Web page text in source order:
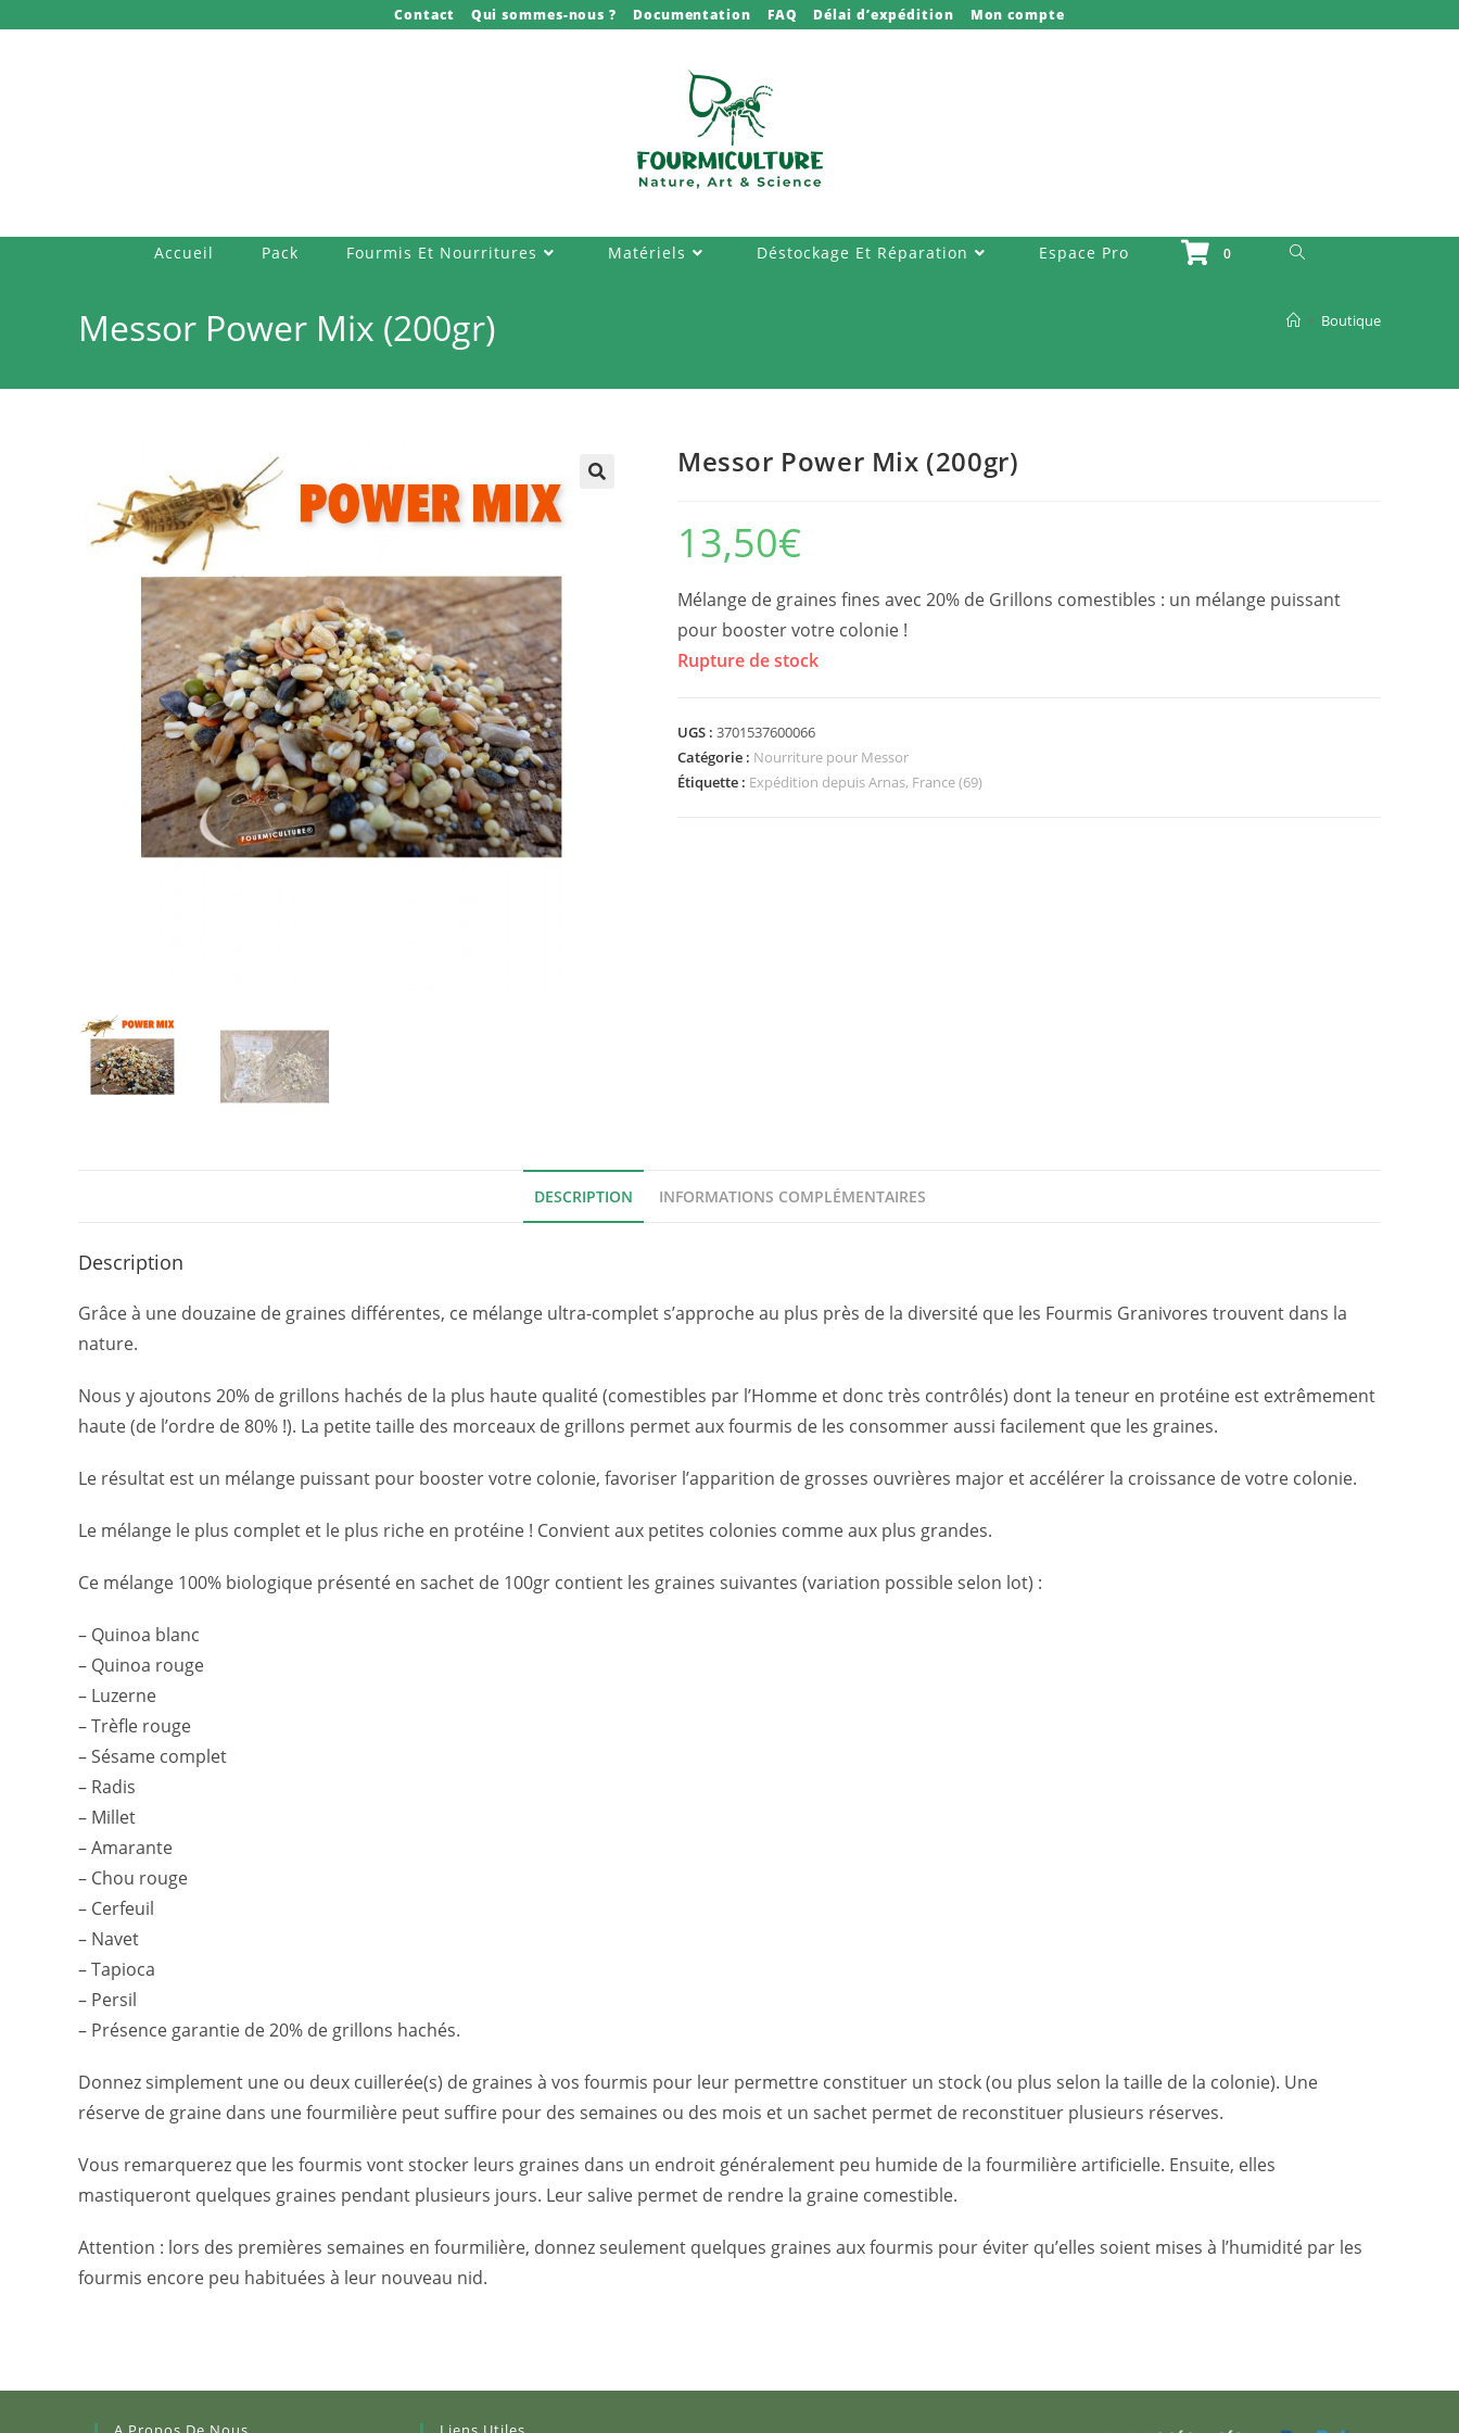
Contact Qui sommes-nous ? Documentation FAQ Délai d’expédition Mon compte
Accueil Pack Fourmis Et Nourritures Matériels Déstockage Et Réparation Espace Pro 0 Toggle Website Search
Messor Power Mix (200gr) > Boutique
Messor Power Mix (200gr)
13,50€
Mélange de graines fines avec 20% de Grillons comestibles : un mélange puissant
pour booster votre colonie !
Rupture de stock
UGS : 3701537600066
Catégorie : Nourriture pour Messor
Étiquette : Expédition depuis Arnas, France (69)
DESCRIPTION INFORMATIONS COMPLÉMENTAIRES
Description
Grâce à une douzaine de graines différentes, ce mélange ultra-complet s’approche au plus près de la diversité que les Fourmis Granivores trouvent dans la
nature.
Nous y ajoutons 20% de grillons hachés de la plus haute qualité (comestibles par l’Homme et donc très contrôlés) dont la teneur en protéine est extrêmement
haute (de l’ordre de 80% !). La petite taille des morceaux de grillons permet aux fourmis de les consommer aussi facilement que les graines.
Le résultat est un mélange puissant pour booster votre colonie, favoriser l’apparition de grosses ouvrières major et accélérer la croissance de votre colonie.
Le mélange le plus complet et le plus riche en protéine ! Convient aux petites colonies comme aux plus grandes.
Ce mélange 100% biologique présenté en sachet de 100gr contient les graines suivantes (variation possible selon lot) :
– Quinoa blanc
– Quinoa rouge
– Luzerne
– Trèfle rouge
– Sésame complet
– Radis
– Millet
– Amarante
– Chou rouge
– Cerfeuil
– Navet
– Tapioca
– Persil
– Présence garantie de 20% de grillons hachés.
Donnez simplement une ou deux cuillerée(s) de graines à vos fourmis pour leur permettre constituer un stock (ou plus selon la taille de la colonie). Une
réserve de graine dans une fourmilière peut suffire pour des semaines ou des mois et un sachet permet de reconstituer plusieurs réserves.
Vous remarquerez que les fourmis vont stocker leurs graines dans un endroit généralement peu humide de la fourmilière artificielle. Ensuite, elles
mastiqueront quelques graines pendant plusieurs jours. Leur salive permet de rendre la graine comestible.
Attention : lors des premières semaines en fourmilière, donnez seulement quelques graines aux fourmis pour éviter qu’elles soient mises à l’humidité par les
fourmis encore peu habituées à leur nouveau nid.